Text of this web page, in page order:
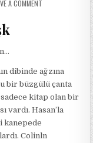
A COMMENT
dibinde ağzına
bir büzgülü çanta
kitap olan bir
vardı. Hasan’la
kanepede
Colinln